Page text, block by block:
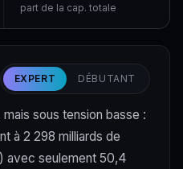
part de la cap. totale
EXPERT DÉBUTANT
sous tension basse :
à 2 298 milliards de
avec seulement 50,4